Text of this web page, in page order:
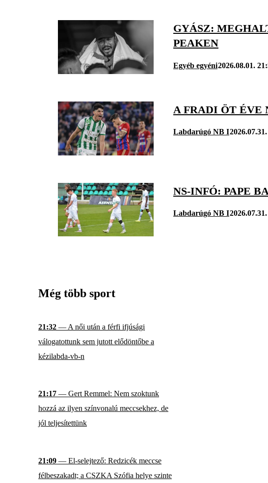
GYÁSZ:
PEAKEN
Egyéb egyéni2026.08.01.
A FRADI ÖT ÉVE
Labdarúgó NB I
NS-INFÓ: PAPE
Labdarúgó NB I
Még több sport
21:32 — A női után a férfi ifjúsági
válogatottunk sem jutott elődöntőbe a
kézilabda-vb-n
21:17 — Gert Remmel: Nem szoktunk
hozzá az ilyen színvonalú meccsekhez, de
jól teljesítettünk
21:09 — El-selejtező: Redzicék meccse
félbeszakadt; a CSZKA Szófia helye szinte